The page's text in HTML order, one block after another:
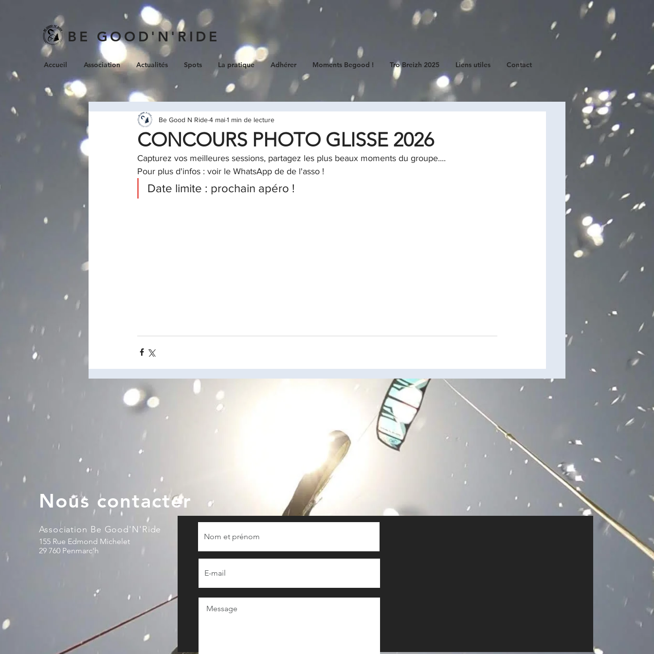
BE GOOD'N'RIDE
Accueil Association Actualités Spots La pratique Adhérer Moments Begood ! Tro Breizh 2025 Liens utiles Contact
CONCOURS PHOTO GLISSE 2026
Be Good N Ride4 mai1 min de lecture
Capturez vos meilleures sessions, partagez les plus beaux moments du groupe....
Pour plus d'infos : voir le WhatsApp de de l'asso !
Date limite : prochain apéro !
Nous contacter
Association Be Good'N'Ride
155 Rue Edmond Michelet
29 760 Penmarc'h